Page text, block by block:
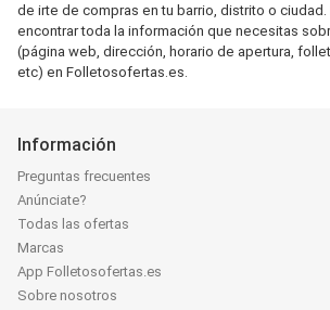
de irte de compras en tu barrio, distrito o ciudad.
encontrar toda la información que necesitas
(página web, dirección, horario de apertura,
etc) en Folletosofertas.es.
Información
Preguntas frecuentes
Anúnciate?
Todas las ofertas
Marcas
App Folletosofertas.es
Sobre nosotros